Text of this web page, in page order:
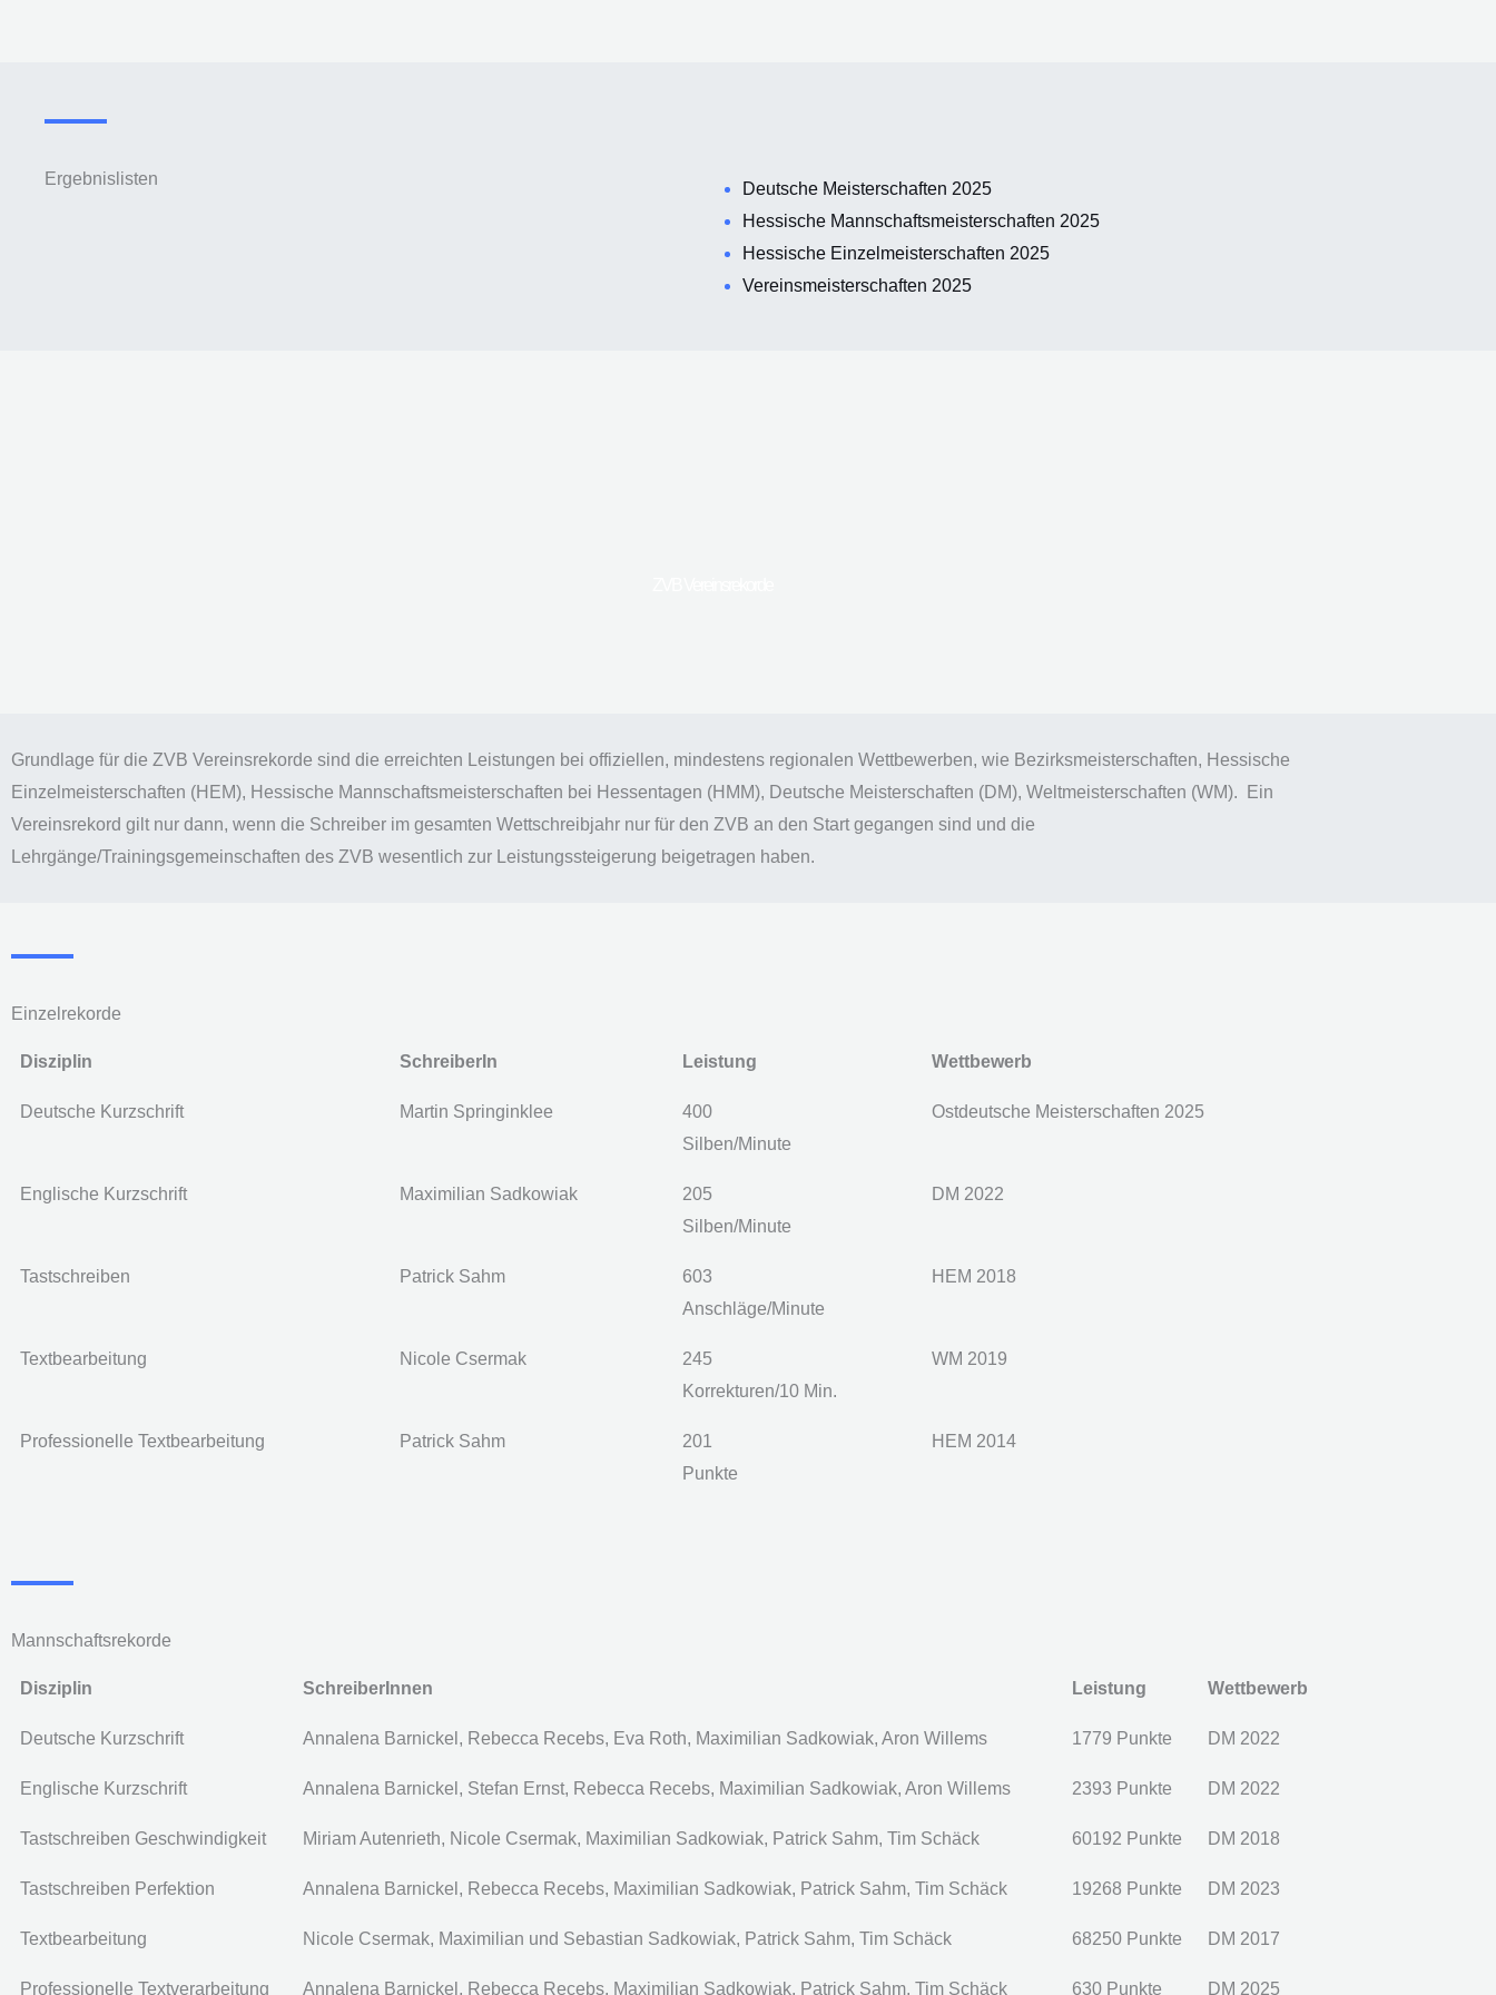
Ergebnislisten
Deutsche Meisterschaften 2025
Hessische Mannschaftsmeisterschaften 2025
Hessische Einzelmeisterschaften 2025
Vereinsmeisterschaften 2025
Grundlage für die ZVB Vereinsrekorde sind die erreichten Leistungen bei offiziellen, mindestens regionalen Wettbewerben, wie Bezirksmeisterschaften, Hessische
Einzelmeisterschaften (HEM), Hessische Mannschaftsmeisterschaften bei Hessentagen (HMM), Deutsche Meisterschaften (DM), Weltmeisterschaften (WM). Ein
Vereinsrekord gilt nur dann, wenn die Schreiber im gesamten Wettschreibjahr nur für den ZVB an den Start gegangen sind und die
Lehrgänge/Trainingsgemeinschaften des ZVB wesentlich zur Leistungssteigerung beigetragen haben.
Einzelrekorde
Disziplin SchreiberIn Leistung Wettbewerb
Deutsche Kurzschrift Martin Springinklee
400
Silben/Minute
Ostdeutsche Meisterschaften 2025
Englische Kurzschrift Maximilian Sadkowiak
205
Silben/Minute
DM 2022
Tastschreiben Patrick Sahm
603
Anschläge/Minute
HEM 2018
Textbearbeitung Nicole Csermak
245
Korrekturen/10 Min.
WM 2019
Professionelle Textbearbeitung Patrick Sahm
201
Punkte
HEM 2014
Mannschaftsrekorde
Disziplin SchreiberInnen Leistung Wettbewerb
Deutsche Kurzschrift Annalena Barnickel, Rebecca Recebs, Eva Roth, Maximilian Sadkowiak, Aron Willems 1779 Punkte DM 2022
Englische Kurzschrift Annalena Barnickel, Stefan Ernst, Rebecca Recebs, Maximilian Sadkowiak, Aron Willems 2393 Punkte DM 2022
Tastschreiben Geschwindigkeit Miriam Autenrieth, Nicole Csermak, Maximilian Sadkowiak, Patrick Sahm, Tim Schäck 60192 Punkte DM 2018
Tastschreiben Perfektion Annalena Barnickel, Rebecca Recebs, Maximilian Sadkowiak, Patrick Sahm, Tim Schäck 19268 Punkte DM 2023
Textbearbeitung Nicole Csermak, Maximilian und Sebastian Sadkowiak, Patrick Sahm, Tim Schäck 68250 Punkte DM 2017
Professionelle Textverarbeitung Annalena Barnickel, Rebecca Recebs, Maximilian Sadkowiak, Patrick Sahm, Tim Schäck 630 Punkte DM 2025